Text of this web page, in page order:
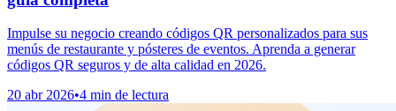
Impulse su negocio creando códigos QR personalizados para sus
menús de restaurante y pósteres de eventos. Aprenda a generar
códigos QR seguros y de alta calidad en 2026.
20 abr 2026•4 min de lectura